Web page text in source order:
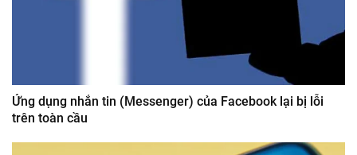
Ứng dụng nhắn tin (Messenger) của Facebook lại bị lỗi
trên toàn cầu